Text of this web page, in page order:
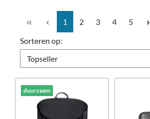
Pagina
1 Pagina
2 Pagina
3 Pagina
4 Pagina
5
Sorteren op:
duurzaam